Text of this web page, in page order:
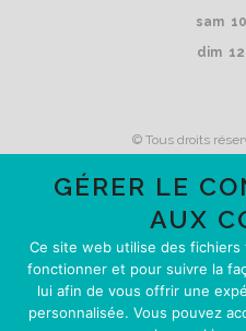
sam
dim
© Tous droits
Le repère reçoit
GÉRER LE
AUX
Ce site web utilise des
fonctionner et pour suivre la
lui afin de vous offrir une
personnalisée. Vous pouvez